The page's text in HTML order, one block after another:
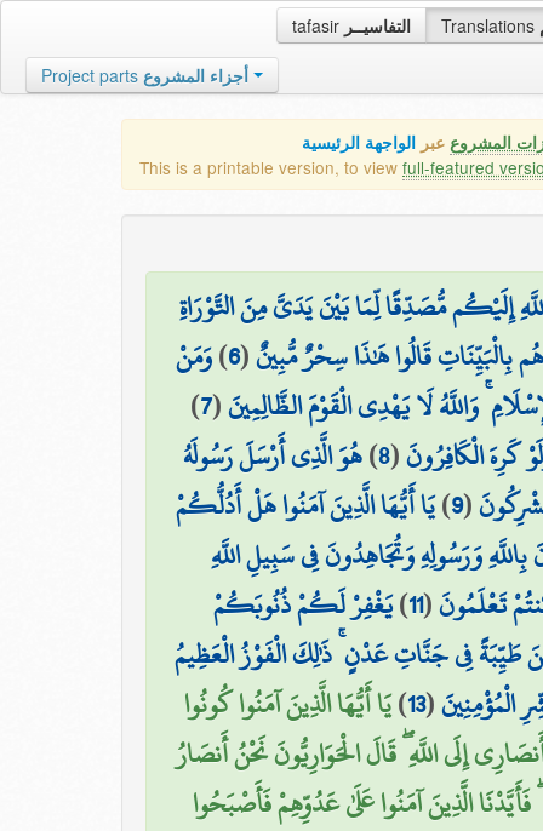
tafasir التفاسيــر Translations
Project parts أجزاء المشروع
المشروع عبر الواجهة الرئيسية
This is a printable version, to view full-featured
إِلَيْكُم مُّصَدِّقًا لِّمَا بَيْنَ يَدَيَّ مِنَ التَّوْرَاةِ
بِالْبَيِّنَاتِ قَالُوا هَٰذَا سِحْرٌ مُّبِينٌ(
6
)وَمَنْ
وَاللَّهُ لَا يَهْدِي الْقَوْمَ الظَّالِمِينَ(
7
)
كَرِهَ الْكَافِرُونَ(
8
)هُوَ الَّذِي أَرْسَلَ رَسُولَهُ
(
9
)يَا أَيُّهَا الَّذِينَ آمَنُوا هَلْ أَدُلُّكُمْ
بِاللَّهِ وَرَسُولِهِ وَتُجَاهِدُونَ فِي سَبِيلِ اللَّهِ
تَعْلَمُونَ(
11
)يَغْفِرْ لَكُمْ ذُنُوبَكُمْ
فِي جَنَّاتِ عَدْنٍ ۚ ذَٰلِكَ الْفَوْزُ الْعَظِيمُ
الْمُؤْمِنِينَ(
13
)يَا أَيُّهَا الَّذِينَ آمَنُوا كُونُوا
إِلَى اللَّهِ ۖ قَالَ الْحَوَارِيُّونَ نَحْنُ أَنصَارُ
الَّذِينَ آمَنُوا عَلَىٰ عَدُوِّهِمْ فَأَصْبَحُوا